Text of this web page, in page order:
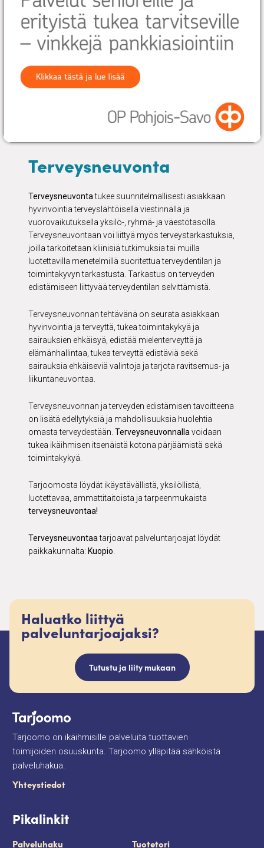
Terveysneuvonta
Terveysneuvontatukee suunnitelmallisesti asiakkaan
hyvinvointia terveyslähtöisellä viestinnällä ja
vuorovaikutuksella yksilö-, ryhmä- ja väestötasolla.
Terveysneuvontaan voi liittyä myös terveystarkastuksia,
joilla tarkoitetaan kliinisiä tutkimuksia tai muilla
luotettavilla menetelmillä suoritettua terveydentilan ja
toimintakyvyn tarkastusta. Tarkastus on terveyden
edistämiseen liittyvää terveydentilan selvittämistä.
Terveysneuvonnan tehtävänä on seurata asiakkaan
hyvinvointia ja terveyttä, tukea toimintakykyä ja
sairauksien ehkäisyä, edistää mielenterveyttä ja
elämänhallintaa, tukea terveyttä edistäviä sekä
sairauksia ehkäiseviä valintoja ja tarjota ravitsemus- ja
liikuntaneuvontaa.
Terveysneuvonnan ja terveyden edistämisen tavoitteena
on lisätä edellytyksiä ja mahdollisuuksia huolehtia
omasta terveydestään.Terveysneuvonnalla voidaan
tukea ikäihmisen itsenäistä kotona pärjäämistä sekä
toimintakykyä.
Tarjoomosta löydät ikäystävällistä, yksilöllistä,
luotettavaa, ammattitaitoista ja tarpeenmukaista
terveysneuvontaa!
Terveysneuvontaatarjoavat palveluntarjoajat löydät
paikkakunnalta: Kuopio
Haluatko liittyä
palveluntarjoajaksi?
Tutustu ja liity mukaan
Tarjoomo on ikäihmisille palveluita tuottavien
toimijoiden osuuskunta. Tarjoomo ylläpitää sähköistä
palveluhakua.
Yhteystiedot
Pikalinkit
Palveluhaku Tuotetori